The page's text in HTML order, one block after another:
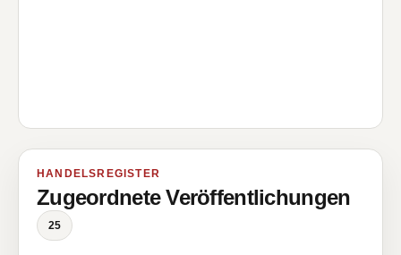
HANDELSREGISTER
Zugeordnete Veröffentlichungen
25